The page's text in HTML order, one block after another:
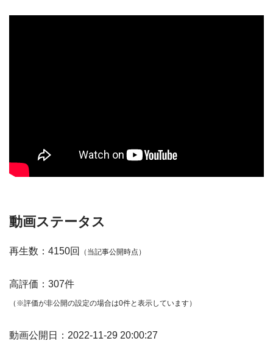
動画ステータス
再生数：4150回 （当記事公開時点）
高評価：307件
（※評価が非公開の設定の場合は0件と表示しています）
動画公開日：2022-11-29 20:00:27